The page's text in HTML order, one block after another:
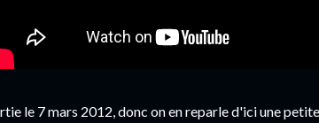
le 7 mars 2012, donc on en reparle d'ici une